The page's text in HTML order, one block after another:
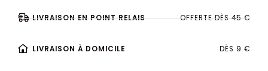
LIVRAISON EN POINT RELAIS OFFERTE DÈS 45 €
LIVRAISON À DOMICILE DÈS 9 €